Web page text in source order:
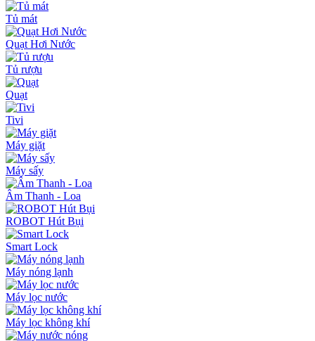
Tủ mát
Quạt Hơi Nước
Tủ rượu
Quạt
Tivi
Máy giặt
Máy sấy
Âm Thanh - Loa
ROBOT Hút Bụi
Smart Lock
Máy nóng lạnh
Máy lọc nước
Máy lọc không khí